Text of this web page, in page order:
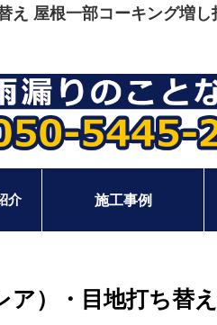
え 屋根一部コーキング増
介 施工事例
ア）・目地打ち替